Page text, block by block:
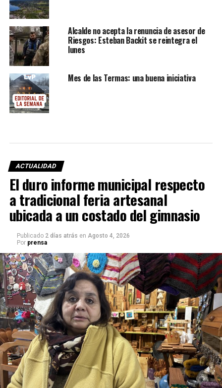
Alcalde no acepta la renuncia de asesor de
Riesgos: Esteban Backit se reintegra el
lunes
Mes de las Termas: una buena iniciativa
ACTUALIDAD
El duro informe municipal respecto
a tradicional feria artesanal
ubicada a un costado del gimnasio
Publicado 2 días atrás en Agosto 4, 2026
Por prensa